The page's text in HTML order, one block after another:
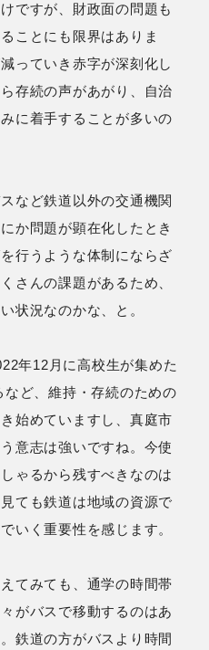
ですが、財政面の問題も
ことにも限界はありま
っていき赤字が深刻化し
存続の声があがり、自治
に着手することが多いの
など鉄道以外の交通機関
か問題が顕在化したとき
行うような体制にならざ
さんの課題があるため、
状況なのかな、と。
年12月に高校生が集めた
ど、維持・存続のための
始めていますし、真庭市
意志は強いですね。今使
ゃるから残すべきなのは
ても鉄道は地域の資源で
いく重要性を感じます。
てみても、通学の時間帯
がバスで移動するのはあ
鉄道の方がバスより時間